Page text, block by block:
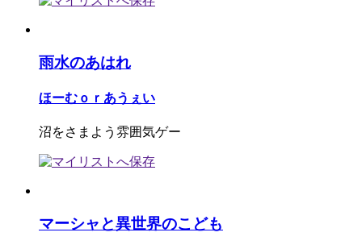
雨水のあはれ
ほーむｏｒあうぇい
沼をさまよう雰囲気ゲー
マーシャと異世界のこども